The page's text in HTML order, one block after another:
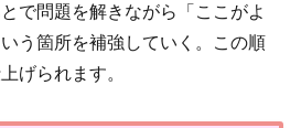
で問題を解きながら「ここがよ
う箇所を補強していく。この順
げられます。